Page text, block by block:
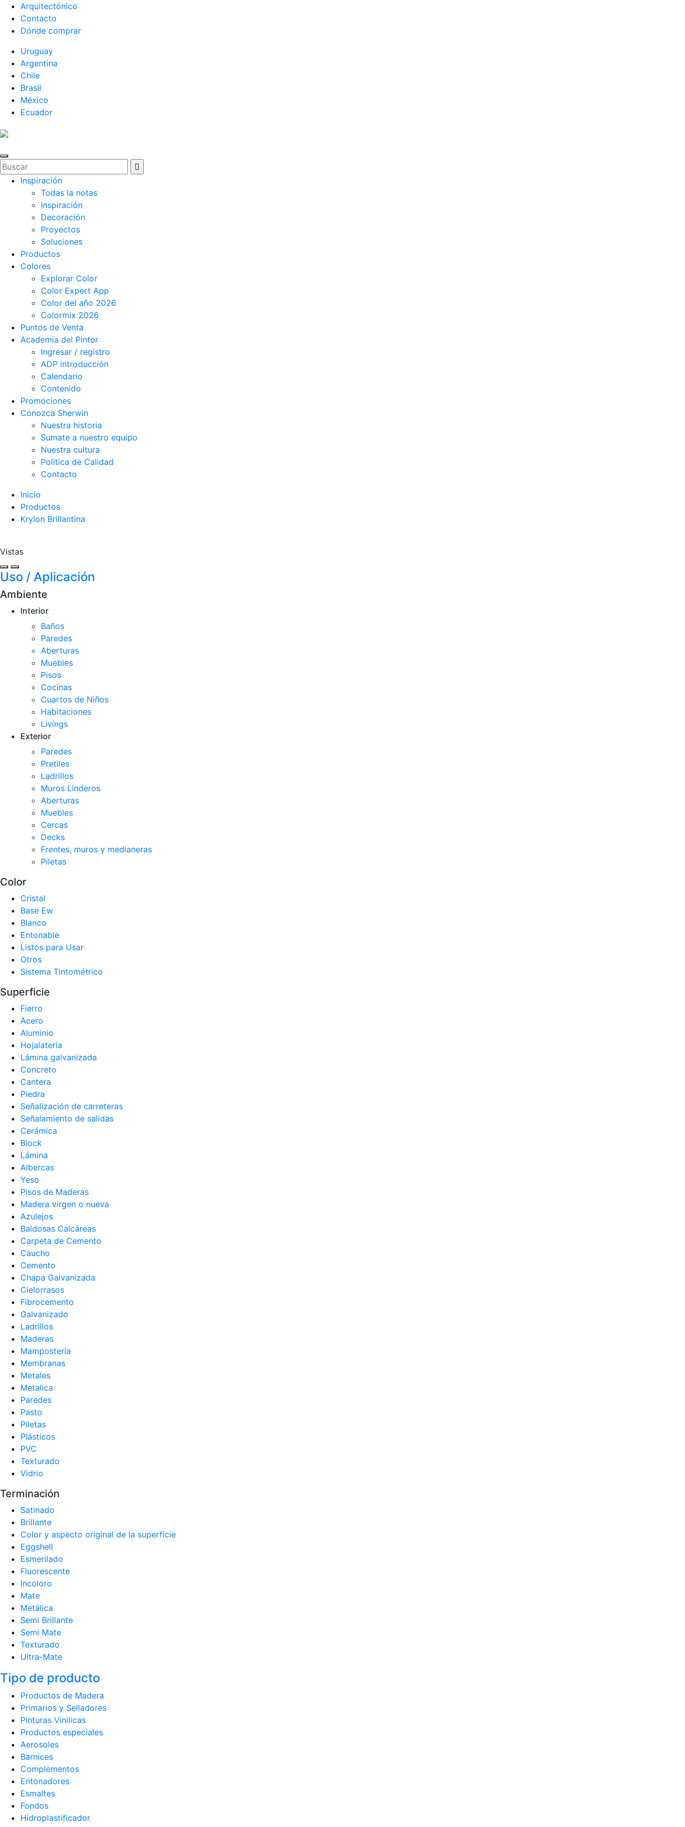
Arquitectónico
Contacto
Dónde comprar
Uruguay
Argentina
Chile
Brasil
México
Ecuador
Inspiración
Todas la notas
Inspiración
Decoración
Proyectos
Soluciones
Productos
Colores
Explorar Color
Color Expert App
Color del año 2026
Colormix 2026
Puntos de Venta
Academia del Pintor
Ingresar / registro
ADP introducción
Calendario
Contenido
Promociones
Conozca Sherwin
Nuestra historia
Sumate a nuestro equipo
Nuestra cultura
Política de Calidad
Contacto
Inicio
Productos
Krylon Brillantina
Vistas
Uso / Aplicación
Ambiente
Interior
Baños
Paredes
Aberturas
Muebles
Pisos
Cocinas
Cuartos de Niños
Habitaciones
Livings
Exterior
Paredes
Pretiles
Ladrillos
Muros Linderos
Aberturas
Muebles
Cercas
Decks
Frentes, muros y medianeras
Piletas
Color
Cristal
Base Ew
Blanco
Entonable
Listos para Usar
Otros
Sistema Tintométrico
Superficie
Fierro
Acero
Aluminio
Hojalatería
Lámina galvanizada
Concreto
Cantera
Piedra
Señalización de carreteras
Señalamiento de salidas
Cerámica
Block
Lámina
Albercas
Yeso
Pisos de Maderas
Madera virgen o nueva
Azulejos
Baldosas Calcáreas
Carpeta de Cemento
Caucho
Cemento
Chapa Galvanizada
Cielorrasos
Fibrocemento
Galvanizado
Ladrillos
Maderas
Mampostería
Membranas
Metales
Metalica
Paredes
Pasto
Piletas
Plásticos
PVC
Texturado
Vidrio
Terminación
Satinado
Brillante
Color y aspecto original de la superficie
Eggshell
Esmerilado
Fluorescente
Incoloro
Mate
Metálica
Semi Brillante
Semi Mate
Texturado
Ultra-Mate
Tipo de producto
Productos de Madera
Primarios y Selladores
Pinturas Vinilicas
Productos especiales
Aerosoles
Barnices
Complementos
Entonadores
Esmaltes
Fondos
Hidroplastificador